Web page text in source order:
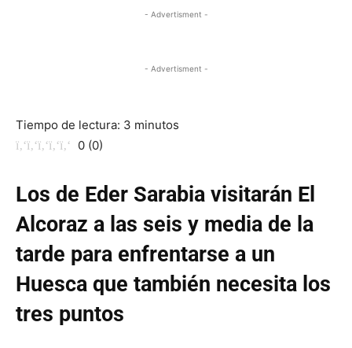
- Advertisment -
- Advertisment -
Tiempo de lectura: 3 minutos
0 (0)
Los de Eder Sarabia visitarán El
Alcoraz a las seis y media de la
tarde para enfrentarse a un
Huesca que también necesita los
tres puntos